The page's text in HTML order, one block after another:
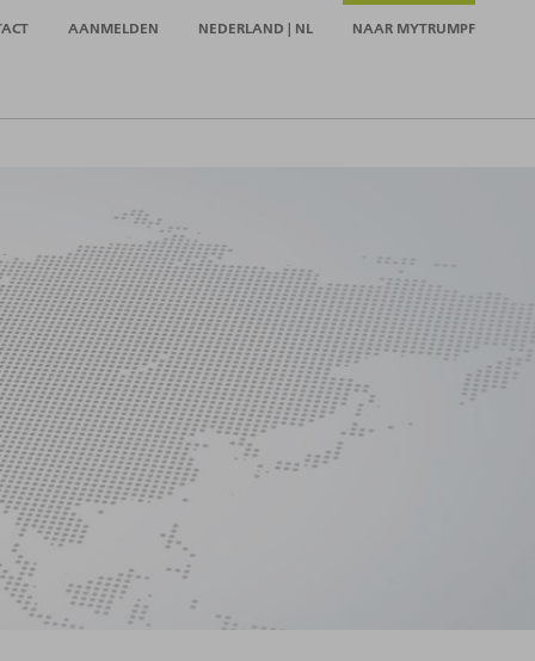
AANMELDEN NEDERLAND | NL NAAR MYTRUMPF